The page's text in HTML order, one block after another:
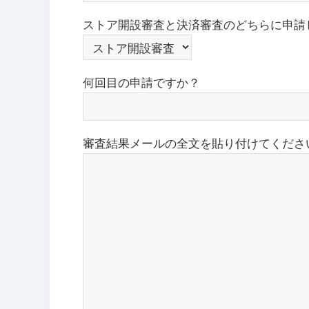
ストア開設審査と決済審査のどちらに申請
何回目の申請ですか？
審査結果メールの全文を貼り付けてくださ